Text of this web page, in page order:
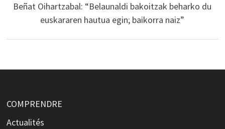
Beñat Oihartzabal: “Belaunaldi bakoitzak beharko du
euskararen hautua egin; baikorra naiz”
COMPRENDRE
Actualités